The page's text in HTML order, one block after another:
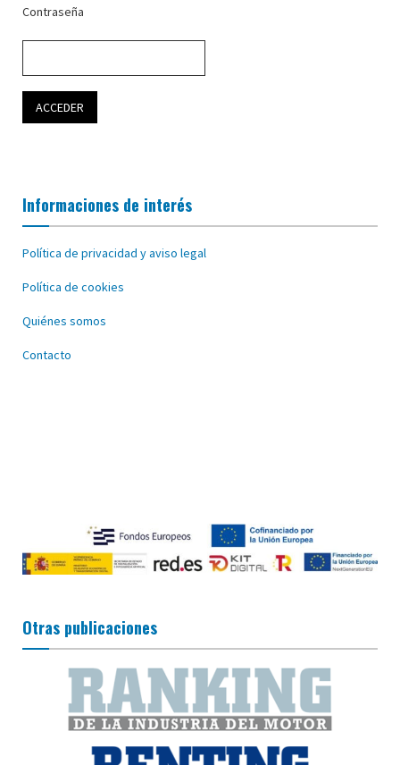
Contraseña
Informaciones de interés
Política de privacidad y aviso legal
Política de cookies
Quiénes somos
Contacto
Otras publicaciones